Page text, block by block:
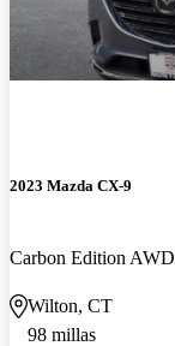
2023 Mazda CX-9
Carbon Edition AWD
Wilton, CT
98 millas